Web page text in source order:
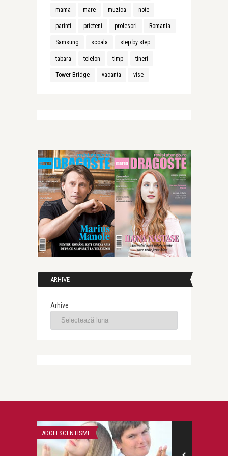
mama mare muzica note
parinti prieteni profesori Romania
Samsung scoala step by step
tabara telefon timp tineri
Tower Bridge vacanta vise
ARHIVE
Arhive
ADOLESCENTISME